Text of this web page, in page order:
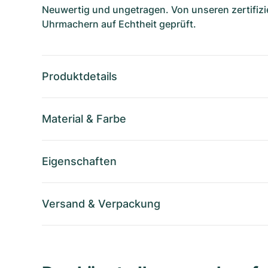
Neuwertig und ungetragen. Von unseren
Uhrmachern auf Echtheit geprüft.
Produktdetails
Material & Farbe
Eigenschaften
Versand & Verpackung